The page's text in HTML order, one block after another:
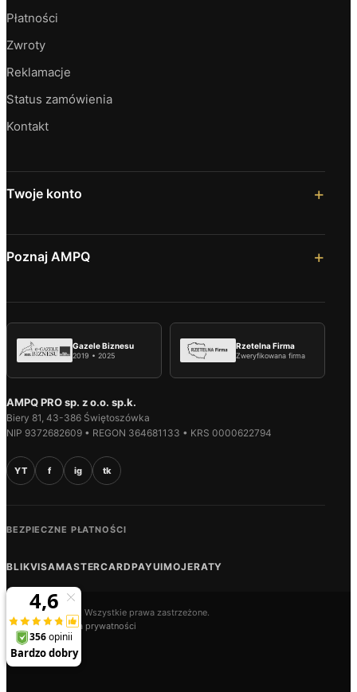
Płatności
Zwroty
Reklamacje
Status zamówienia
Kontakt
Twoje konto
Poznaj AMPQ
Gazele Biznesu
2019 • 2025
Rzetelna Firma
Zweryfikowana firma
AMPQ PRO sp. z o.o. sp.k.
Biery 81, 43-386 Świętoszówka
NIP 9372682609 • REGON 364681133 • KRS 0000622794
YT f ig tk
BEZPIECZNE PŁATNOŚCI
BLIKVISAMASTERCARDPAYUIMOJERATY
© 2026 AMPQ.PL. Wszystkie prawa zastrzeżone.
RegulaminPolityka prywatności